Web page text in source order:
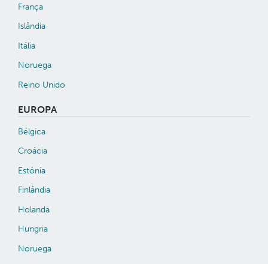
França
Islândia
Itália
Noruega
Reino Unido
EUROPA
Bélgica
Croácia
Estónia
Finlândia
Holanda
Hungria
Noruega